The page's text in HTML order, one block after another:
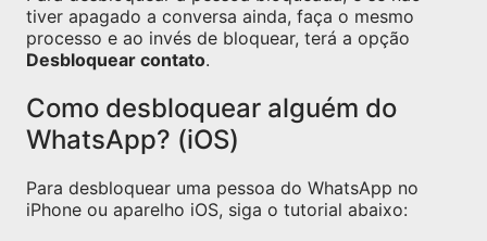
tiver apagado a conversa ainda, faça o mesmo
processo e ao invés de bloquear, terá a opção
Desbloquear contato.
Como desbloquear alguém do
WhatsApp? (iOS)
Para desbloquear uma pessoa do WhatsApp no
iPhone ou aparelho iOS, siga o tutorial abaixo: